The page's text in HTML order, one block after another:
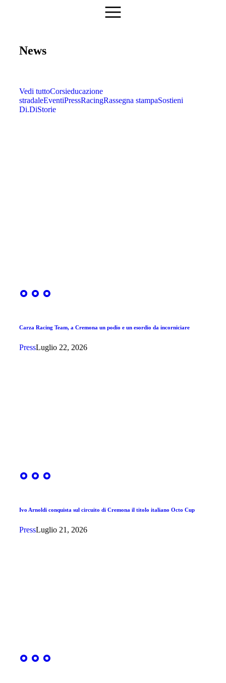
News
Vedi tuttoCorsieducazione
stradaleEventiPressRacingRassegna stampaSostieni
Di.DiStorie
Carza Racing Team, a Cremona un podio e un esordio da incorniciare
PressLuglio 22, 2026
Ivo Arnoldi conquista sul circuito di Cremona il titolo italiano Octo Cup
PressLuglio 21, 2026